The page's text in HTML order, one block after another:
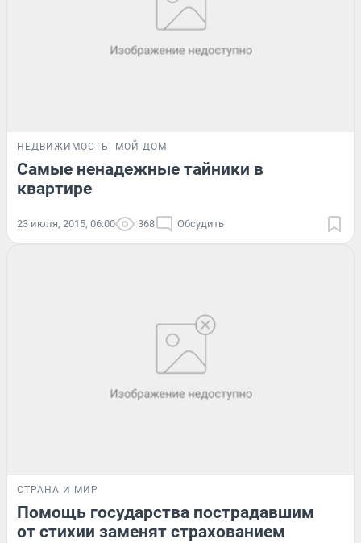
НЕДВИЖИМОСТЬ МОЙ ДОМ
Самые ненадежные тайники в
квартире
23 июля, 2015, 06:00 368 Обсудить
СТРАНА И МИР
Помощь государства пострадавшим
от стихии заменят страхованием